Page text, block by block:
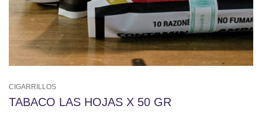
CIGARRILLOS
TABACO LAS HOJAS X 50 GR